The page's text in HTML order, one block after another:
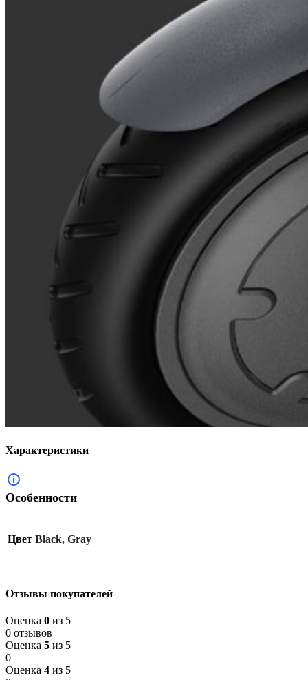
Характеристики
Особенности
Цвет Black, Gray
Отзывы покупателей
Оценка 0 из 5
0 отзывов
Оценка 5 из 5
0
Оценка 4 из 5